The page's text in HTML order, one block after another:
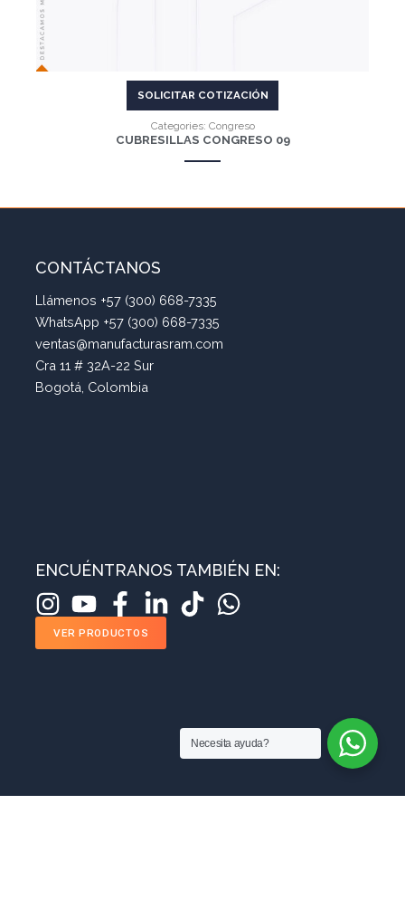
SOLICITAR COTIZACIÓN
Categories: Congreso
CUBRESILLAS CONGRESO 09
CONTÁCTANOS
Llámenos +57 (300) 668-7335
WhatsApp +57 (300) 668-7335
ventas@manufacturasram.com
Cra 11 # 32A-22 Sur
Bogotá, Colombia
ENCUÉNTRANOS TAMBIÉN EN:
VER PRODUCTOS
Necesita ayuda?